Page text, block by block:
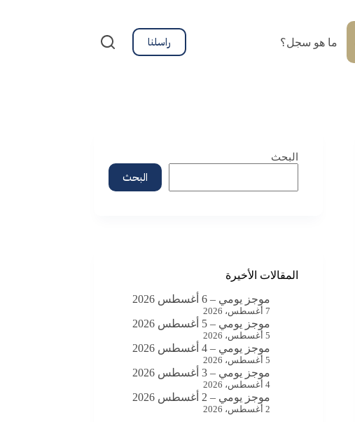
ما هو سجل؟ راسلنا
البحث
البحث
المقالات الأخيرة
موجز يومي – 6 أغسطس 2026
7 أغسطس، 2026
موجز يومي – 5 أغسطس 2026
5 أغسطس، 2026
موجز يومي – 4 أغسطس 2026
5 أغسطس، 2026
موجز يومي – 3 أغسطس 2026
4 أغسطس، 2026
موجز يومي – 2 أغسطس 2026
2 أغسطس، 2026